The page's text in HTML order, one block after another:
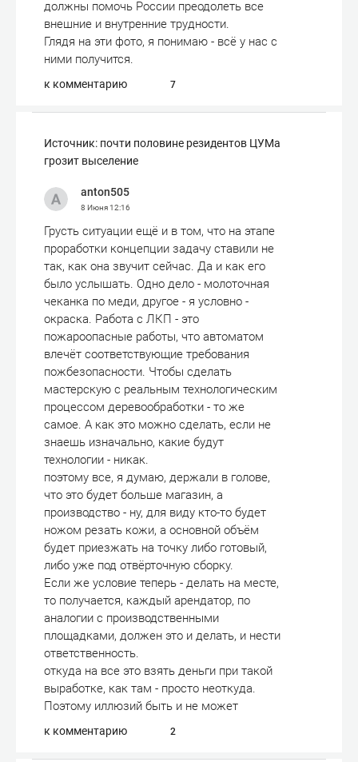
должны помочь России преодолеть все
внешние и внутренние трудности.
Глядя на эти фото, я понимаю - всё у нас с
ними получится.
к комментарию 7
Источник: почти половине резидентов ЦУМа
грозит выселение
anton505
8 Июня12:16
Грусть ситуации ещё и в том, что на этапе
проработки концепции задачу ставили не
так, как она звучит сейчас. Да и как его
было услышать. Одно дело - молоточная
чеканка по меди, другое - я условно -
окраска. Работа с ЛКП - это
пожароопасные работы, что автоматом
влечёт соответствующие требования
пожбезопасности. Чтобы сделать
мастерскую с реальным технологическим
процессом деревообработки - то же
самое. А как это можно сделать, если не
знаешь изначально, какие будут
технологии - никак.
поэтому все, я думаю, держали в голове,
что это будет больше магазин, а
производство - ну, для виду кто-то будет
ножом резать кожи, а основной объём
будет приезжать на точку либо готовый,
либо уже под отвёрточную сборку.
Если же условие теперь - делать на месте,
то получается, каждый арендатор, по
аналогии с производственными
площадками, должен это и делать, и нести
ответственность.
откуда на все это взять деньги при такой
выработке, как там - просто неоткуда.
Поэтому иллюзий быть и не может
к комментарию 2